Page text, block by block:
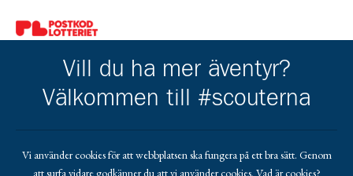
Gå till pl_50
Vill du ha mer äventyr?
Välkommen till #scouterna
Vi använder cookies för att webbplatsen ska fungera på ett bra sätt. Genom
att surfa vidare godkänner du att vi använder cookies. Vad är cookies?